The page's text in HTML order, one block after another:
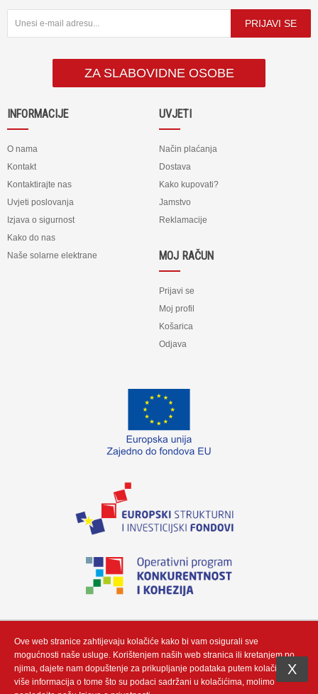
PRIJAVI SE
ZA SLABOVIDNE OSOBE
INFORMACIJE
O nama
Kontakt
Kontaktirajte nas
Uvjeti poslovanja
Izjava o sigurnost
Kako do nas
Naše solarne elektrane
UVJETI
Način plaćanja
Dostava
Kako kupovati?
Jamstvo
Reklamacije
MOJ RAČUN
Prijavi se
Moj profil
Košarica
Odjava
„Izradu internetske stranice sufinancirala je Europska unija iz Europskog fonda
Neutrino Tau d.o.o“
Copyright (c) by Neutrino Tau d.o.o - Integracija i prilagodba byGauss
Ove web stranice zahtijevaju kolačiće kako bi vam osigurali sve
mogućnosti naše usluge. Korištenjem naših web stranica ili kretanjem po
njima, dajete nam dopuštenje za prikupljanje podataka putem kolačić. Za
više informacija o tome što su podaci sadržani u kolačićima, molimo
X